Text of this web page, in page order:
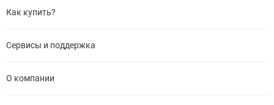
Как купить?
Сервисы и поддержка
О компании